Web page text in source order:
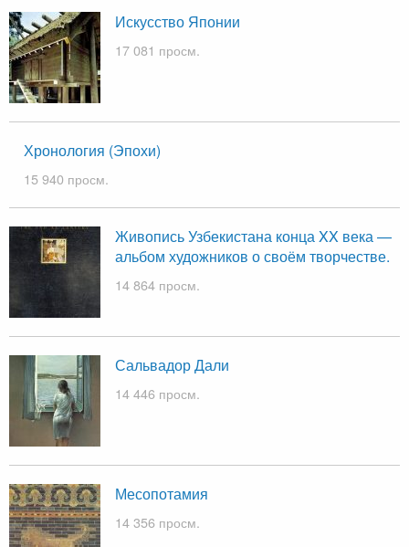
Искусство Японии
17 081 просм.
Хронология (Эпохи)
15 940 просм.
Живопись Узбекистана конца XX века —
альбом художников о своём творчестве.
14 864 просм.
Сальвадор Дали
14 446 просм.
Месопотамия
14 356 просм.